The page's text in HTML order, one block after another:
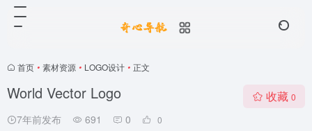
首页 • 素材资源 • LOGO设计 • 正文
World Vector Logo
7年前发布 691 0 0
收藏 0